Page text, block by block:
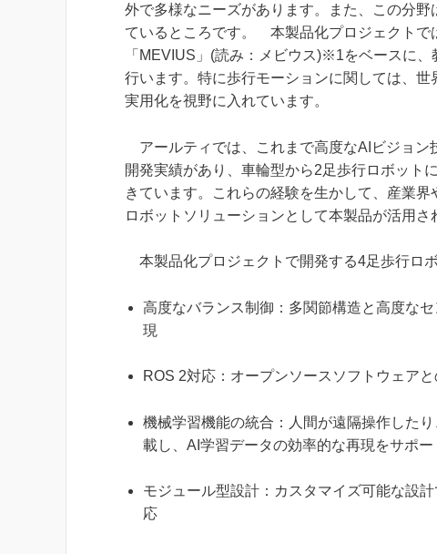
外で多様なニーズがあります。また、この分
ているところです。 本製品化プロジェクトで
「MEVIUS」(読み：メビウス)※1をベースに
行います。特に歩行モーションに関しては、
実用化を視野に入れています。
アールティでは、これまで高度なAIビジョン
開発実績があり、車輪型から2足歩行ロボット
きています。これらの経験を生かして、産業
ロボットソリューションとして本製品が活用さ
本製品化プロジェクトで開発する4足歩行ロ
高度なバランス制御：多関節構造と高度な
現
ROS 2対応：オープンソースソフトウェア
機械学習機能の統合：人間が遠隔操作した
載し、AI学習データの効率的な再現をサポー
モジュール型設計：カスタマイズ可能な設
応